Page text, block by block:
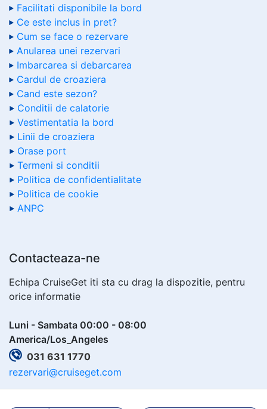
Facilitati disponibile la bord
Ce este inclus in pret?
Cum se face o rezervare
Anularea unei rezervari
Imbarcarea si debarcarea
Cardul de croaziera
Cand este sezon?
Conditii de calatorie
Vestimentatia la bord
Linii de croaziera
Orase port
Termeni si conditii
Politica de confidentialitate
Politica de cookie
ANPC
Contacteaza-ne
Echipa CruiseGet iti sta cu drag la dispozitie, pentru
orice informatie
Luni - Sambata 00:00 - 08:00
America/Los_Angeles
031 631 1770
rezervari@cruiseget.com